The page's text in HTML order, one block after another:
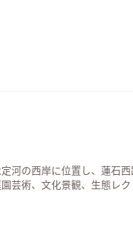
河の西岸に位置し、蓮石
芸術、文化景観、生態レ